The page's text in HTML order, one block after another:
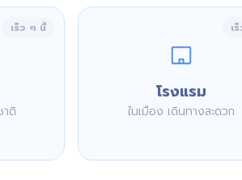
เร็ว ๆ นี้
าติ
เ
โรงแรม
ในเมือง เดินทางสะดวก